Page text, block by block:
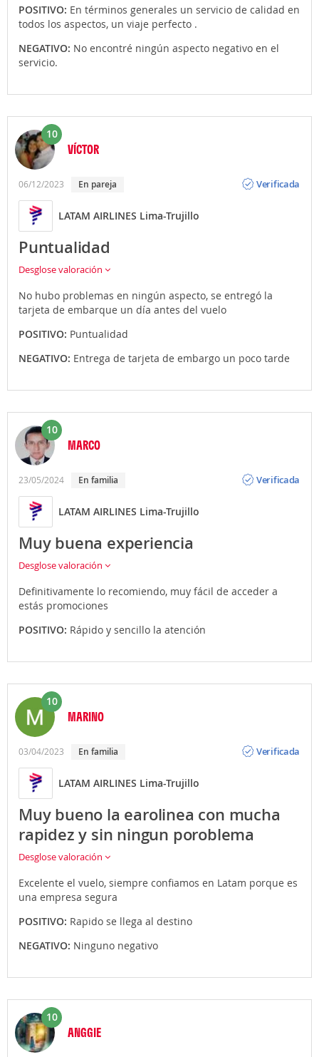
POSITIVO: En términos generales un servicio de calidad en
todos los aspectos, un viaje perfecto .
NEGATIVO: No encontré ningún aspecto negativo en el
servicio.
10
VÍCTOR
06/12/2023 En pareja
Verificada
LATAM AIRLINES Lima-Trujillo
Puntualidad
Desglose valoración
No hubo problemas en ningún aspecto, se entregó la
tarjeta de embarque un día antes del vuelo
POSITIVO: Puntualidad
NEGATIVO: Entrega de tarjeta de embargo un poco tarde
10
MARCO
23/05/2024 En familia
Verificada
LATAM AIRLINES Lima-Trujillo
Muy buena experiencia
Desglose valoración
Definitivamente lo recomiendo, muy fácil de acceder a
estás promociones
POSITIVO: Rápido y sencillo la atención
10
MARINO
03/04/2023 En familia
Verificada
LATAM AIRLINES Lima-Trujillo
Muy bueno la earolinea con mucha
rapidez y sin ningun poroblema
Desglose valoración
Excelente el vuelo, siempre confiamos en Latam porque es
una empresa segura
POSITIVO: Rapido se llega al destino
NEGATIVO: Ninguno negativo
10
ANGGIE